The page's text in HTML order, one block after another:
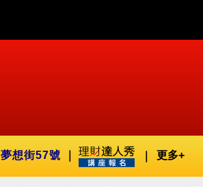
夢想街57號 更多+